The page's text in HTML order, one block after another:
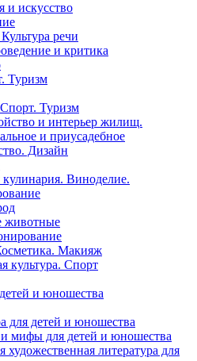
и искусство
речи
и критика
Туризм
Туризм
и интерьер жилищ.
и приусадебное
Дизайн
Виноделие.
животные
Макияж
культура. Спорт
и юношества
для детей и юношества
мифы для детей и юношества
художественная литература для